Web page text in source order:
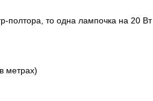
то одна лампочка на 20 Вт
метрах)